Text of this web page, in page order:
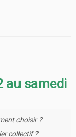
au samedi
choisir ?
collectif ?